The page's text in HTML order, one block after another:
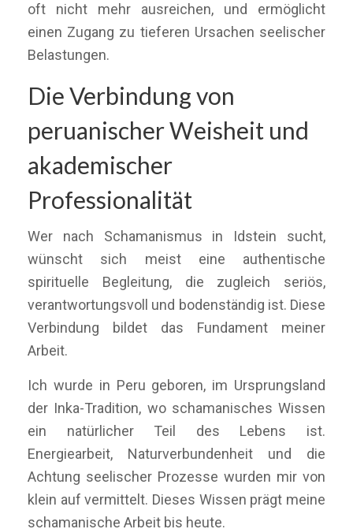
oft nicht mehr ausreichen, und ermöglicht
einen Zugang zu tieferen Ursachen seelischer
Belastungen.
Die Verbindung von
peruanischer Weisheit und
akademischer
Professionalität
Wer nach Schamanismus in Idstein sucht,
wünscht sich meist eine authentische
spirituelle Begleitung, die zugleich seriös,
verantwortungsvoll und bodenständig ist. Diese
Verbindung bildet das Fundament meiner
Arbeit.
Ich wurde in Peru geboren, im Ursprungsland
der Inka-Tradition, wo schamanisches Wissen
ein natürlicher Teil des Lebens ist.
Energiearbeit, Naturverbundenheit und die
Achtung seelischer Prozesse wurden mir von
klein auf vermittelt. Dieses Wissen prägt meine
schamanische Arbeit bis heute.